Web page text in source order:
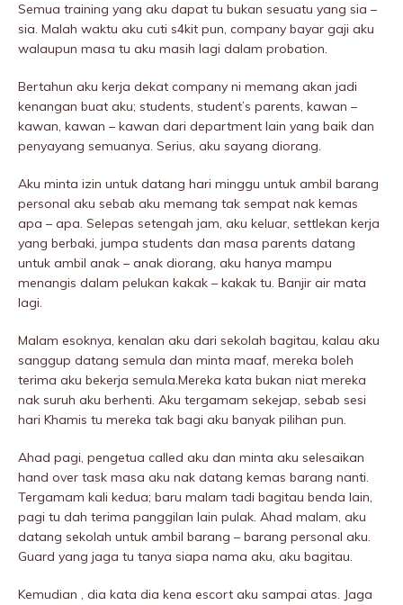
Semua training yang aku dapat tu bukan sesuatu yang sia –
sia. Malah waktu aku cuti s4kit pun, company bayar gaji aku
walaupun masa tu aku masih lagi dalam probation.
Bertahun aku kerja dekat company ni memang akan jadi
kenangan buat aku; students, student’s parents, kawan –
kawan, kawan – kawan dari department lain yang baik dan
penyayang semuanya. Serius, aku sayang diorang.
Aku minta izin untuk datang hari minggu untuk ambil barang
personal aku sebab aku memang tak sempat nak kemas
apa – apa. Selepas setengah jam, aku keluar, settlekan kerja
yang berbaki, jumpa students dan masa parents datang
untuk ambil anak – anak diorang, aku hanya mampu
menangis dalam peIukan kakak – kakak tu. Banjir air mata
lagi.
Malam esoknya, kenalan aku dari sekolah bagitau, kalau aku
sanggup datang semula dan minta maaf, mereka boleh
terima aku bekerja semula.Mereka kata bukan niat mereka
nak suruh aku berhenti. Aku tergamam sekejap, sebab sesi
hari Khamis tu mereka tak bagi aku banyak pilihan pun.
Ahad pagi, pengetua called aku dan minta aku selesaikan
hand over task masa aku nak datang kemas barang nanti.
Tergamam kali kedua; baru malam tadi bagitau benda lain,
pagi tu dah terima panggiIan lain pulak. Ahad malam, aku
datang sekolah untuk ambil barang – barang personal aku.
Guard yang jaga tu tanya siapa nama aku, aku bagitau.
Kemudian , dia kata dia kena escort aku sampai atas. Jaga